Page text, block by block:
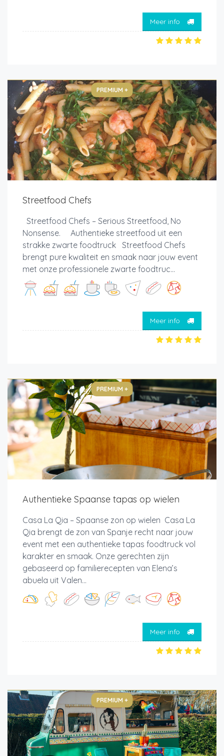
Meer info
PREMIUM +
Streetfood Chefs
Streetfood Chefs – Serious Streetfood, No
Nonsense. Authentieke streetfood uit een
strakke zwarte foodtruck Streetfood Chefs
brengt pure kwaliteit en smaak naar jouw event
met onze professionele zwarte foodtruc...
Meer info
PREMIUM +
Authentieke Spaanse tapas op wielen
Casa La Qia – Spaanse zon op wielen Casa La
Qia brengt de zon van Spanje recht naar jouw
event met een authentieke tapas foodtruck vol
karakter en smaak. Onze gerechten zijn
gebaseerd op familierecepten van Elena’s
abuela uit Valen...
Meer info
PREMIUM +